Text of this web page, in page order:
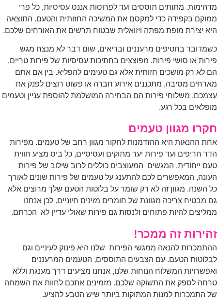
מתותים תוססים ועד לפרוסות אננס עסיסיות, כל פרי
בקפידה כדי למקסם את המשיכה החזותית והטעם. התוצאה
יצירת מופת מפתה ויזואלית שבטוח תרשים את האורחים שלכם.
בחטיפים מרעננים ובריאים, שום דבר לא מנצח מגש
או סושי פירות. מפוצצים בחתיכות עסיסיות של פירות טריים,
לא רק מושכים חזותית אלא גם טעימים להפליא. בין אם אתם
מסיבה, מתכננים אירוע חברה או פשוט רוצים לפנק את
משלוחי פירות הם הבחירה המושלמת להוספת עניין וטעמים
בכל רגע.
מגוון טעמים
ההנאות היא ההזדמנות לחקור מגוון רחב של טעמים. מפירות
חריפים ועד פירות יער מתוקים ועסיסיים, כל ביס מציע חווית
ייחודית. המגשים המעוצבים כוללים לרוב שילוב של פירות
המאפשרים לכם להתענג על טעמים של פירות שונים לאורך
השנה. מגוון זה לא רק שומר על בלוטות הטעם שלך מרוצים אלא
מבטיח צריכה מגוונת של חומרים מזינים חיוניים. לכן אנחנו
להיות פתוחים ולנסות גם פירות שאולי עדיין לא הכרתם.
זה ממכר!
להנאה ממגשי הפירות שלנו היא פינוק לעיניים וגם
הטעם. עם הצבעים התוססים, הטעמים המרעננים
המשלוח הנוחות שלנו, אנחנו מציעים דרך מענגת וללא
לספק את התשוקה שלכם. מזמינים אתכם לחוות את השמחה
התמכרות למנות המתוקות ביותר שיש הטבע להציע.